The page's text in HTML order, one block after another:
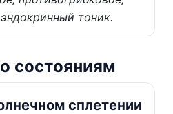
тоник.
состояниям
сплетении